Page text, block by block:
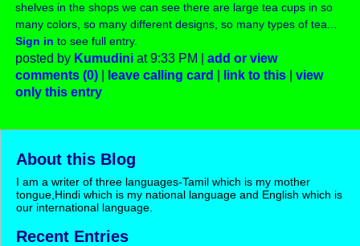
shelves in the shops we can see there are large tea cups in so
many colors, so many different designs, so many types of tea...
Sign in to see full entry.
posted by Kumudini at 9:33 PM |add or view
comments (0)
leave calling card link to this |view
only this entry
About this Blog
I am a writer of three languages-Tamil which is my mother
tongue,Hindi which is my national language and English which is
our international language.
Recent Entries